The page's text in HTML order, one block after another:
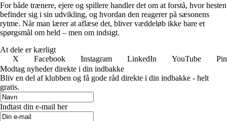
For både trænere, ejere og spillere handler det om at forstå, hvor hesten
befinder sig i sin udvikling, og hvordan den reagerer på sæsonens
rytme. Når man lærer at aflæse det, bliver væddeløb ikke bare et
spørgsmål om held – men om indsigt.
At dele er kærligt
X
Facebook Instagram LinkedIn YouTube
Modtag nyheder direkte i din indbakke
Bliv en del af klubben og få gode råd direkte i din indbakke - helt
gratis.
Indtast din e-mail her